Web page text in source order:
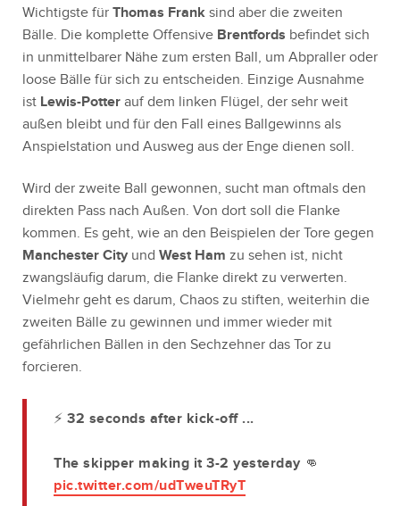
Wichtigste für Thomas Frank sind aber die zweiten
Bälle. Die komplette Offensive Brentfords befindet sich
in unmittelbarer Nähe zum ersten Ball, um Abpraller oder
loose Bälle für sich zu entscheiden. Einzige Ausnahme
ist Lewis-Potter auf dem linken Flügel, der sehr weit
außen bleibt und für den Fall eines Ballgewinns als
Anspielstation und Ausweg aus der Enge dienen soll.
Wird der zweite Ball gewonnen, sucht man oftmals den
direkten Pass nach Außen. Von dort soll die Flanke
kommen. Es geht, wie an den Beispielen der Tore gegen
Manchester City und West Ham zu sehen ist, nicht
zwangsläufig darum, die Flanke direkt zu verwerten.
Vielmehr geht es darum, Chaos zu stiften, weiterhin die
zweiten Bälle zu gewinnen und immer wieder mit
gefährlichen Bällen in den Sechzehner das Tor zu
forcieren.
⚡ 32 seconds after kick-off ...
The skipper making it 3-2 yesterday 👊
pic.twitter.com/udTweuTRyT